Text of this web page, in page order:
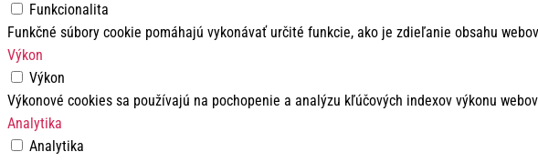
Funkcionalita
Funkčné súbory cookie pomáhajú vykonávať určité funkcie, ako je zdieľanie obsahu
Výkon
Výkon
Výkonové cookies sa používajú na pochopenie a analýzu kľúčových indexov výkonu
Analytika
Analytika